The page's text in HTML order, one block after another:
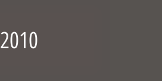
2010